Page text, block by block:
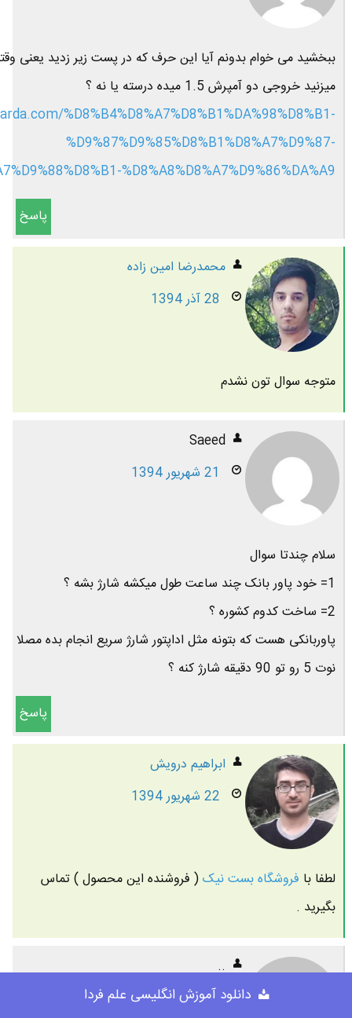
ببخشید می خوام بدونم آیا این حرف که در پست زیر زدید یعنی
میزنید خروجی دو آمپرش 1.5 میده درسته یا نه ؟
%D8%B4%D8%A7%D8%B1%DA%98%D8%B1-
%D9%87%D9%85%D8%B1%D8%A7%D9%87-
%D8%A8%D8%A7%D9%86%DA%A9/
پاسخ
محمدرضا امين زاده
28 آذر 1394
متوجه سوال تون نشدم
Saeed
21 شهریور 1394
سلام چندتا سوال
1= خود پاور بانک چند ساعت طول میکشه شارژ بشه ؟
2= ساخت کدوم کشوره ؟
پاوربانکی هست که بتونه مثل اداپتور شارژ سریع انجام بده مصلا
نوت 5 رو تو 90 دقیقه شارژ کنه ؟
پاسخ
ابراهیم درویش
22 شهریور 1394
لطفا با فروشگاه بست نیک( فروشنده این محصول ) تماس
بگیرید .
..
20 شهریور 1394
دانلود آموزش انگلیسی علم فردا